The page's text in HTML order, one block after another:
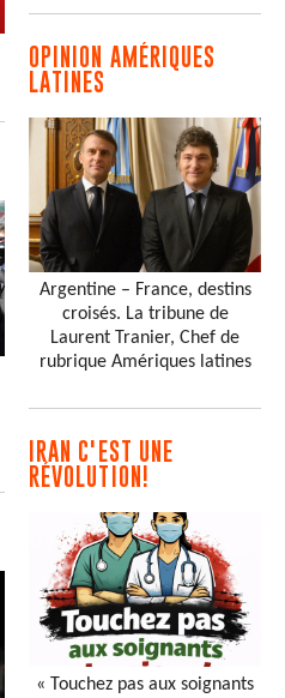
OPINION AMÉRIQUES
LATINES
Argentine – France, destins
croisés. La tribune de
Laurent Tranier, Chef de
rubrique Amériques latines
IRAN C'EST UNE
RÉVOLUTION!
« Touchez pas aux soignants